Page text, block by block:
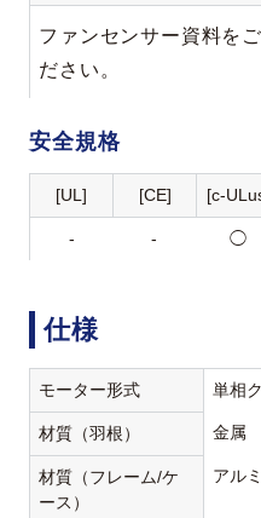
ファンセンサー資料をご
ださい。
安全規格
[UL] [CE] [c-
- - ◯
仕様
モーター形式 単相
材質（羽根） 金属
材質（フレーム/ケ
ース）
アル